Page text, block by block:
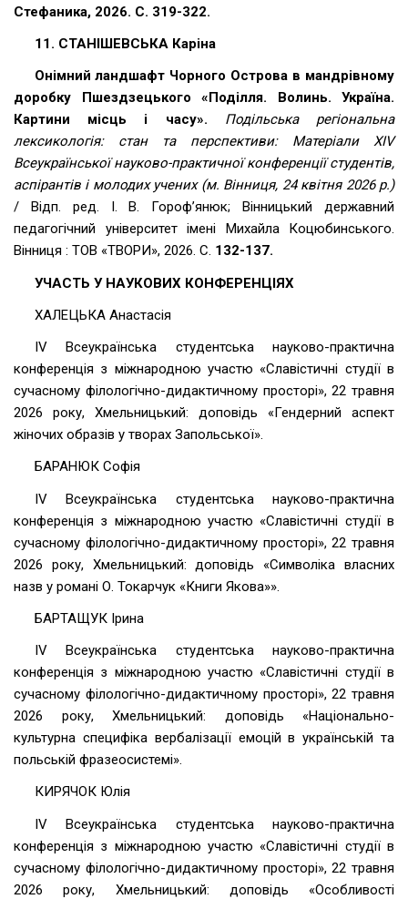
Стефаника, 2026. С. 319-322.
11. СТАНІШЕВСЬКА Каріна
Онімний ландшафт Чорного Острова в мандрівному
доробку Пшездзецького «Поділля. Волинь. Україна.
Картини місць і часу». Подільська регіональна
лексикологія: стан та перспективи: Матеріали ХІV
Всеукраїнської науково-практичної конференції студентів,
аспірантів і молодих учених (м. Вінниця, 24 квітня 2026 р.)
/ Відп. ред. І. В. Гороф’янюк; Вінницький державний
педагогічний університет імені Михайла Коцюбинського.
Вінниця : ТОВ «ТВОРИ», 2026. С. 132-137.
УЧАСТЬ У НАУКОВИХ КОНФЕРЕНЦІЯХ
ХАЛЕЦЬКА Анастасія
ІV Всеукраїнська студентська науково-практична
конференція з міжнародною участю «Славістичні студії в
сучасному філологічно-дидактичному просторі», 22 травня
2026 року, Хмельницький: доповідь «Гендерний аспект
жіночих образів у творах Запольської».
БАРАНЮК Софія
ІV Всеукраїнська студентська науково-практична
конференція з міжнародною участю «Славістичні студії в
сучасному філологічно-дидактичному просторі», 22 травня
2026 року, Хмельницький: доповідь «Символіка власних
назв у романі О. Токарчук «Книги Якова»».
БАРТАЩУК Ірина
ІV Всеукраїнська студентська науково-практична
конференція з міжнародною участю «Славістичні студії в
сучасному філологічно-дидактичному просторі», 22 травня
2026 року, Хмельницький: доповідь «Національно-
культурна специфіка вербалізації емоцій в українській та
польській фразеосистемі».
КИРЯЧОК Юлія
ІV Всеукраїнська студентська науково-практична
конференція з міжнародною участю «Славістичні студії в
сучасному філологічно-дидактичному просторі», 22 травня
2026 року, Хмельницький: доповідь «Особливості